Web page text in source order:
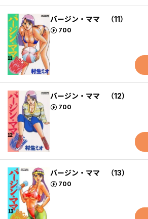
バージン・ママ （11）
700
ポイント
バージン・ママ （12）
700
ポイント
バージン・ママ （13）
700
ポイント